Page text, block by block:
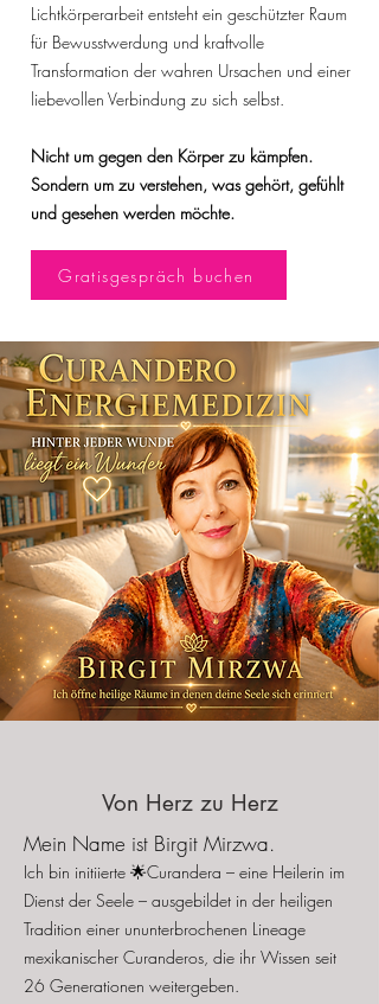
Lichtkörperarbeit entsteht ein geschützter Raum
für Bewusstwerdung und kraftvolle
Transformation der wahren Ursachen und einer
liebevollen Verbindung zu sich selbst.
Nicht um gegen den Körper zu kämpfen.
Sondern um zu verstehen, was gehört, gefühlt
und gesehen werden möchte.
Gratisgespräch buchen
Von Herz zu Herz
Mein Name ist Birgit Mirzwa.
Ich bin initiierte 🌟Curandera – eine Heilerin im
Dienst der Seele – ausgebildet in der heiligen
Tradition einer ununterbrochenen Lineage
mexikanischer Curanderos, die ihr Wissen seit
26 Generationen weitergeben.